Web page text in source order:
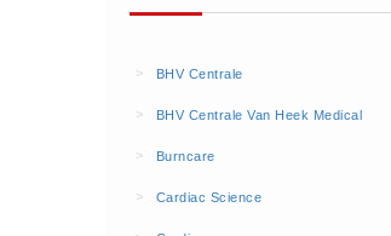
BHV kasten (5)
BHV kasten (0)
Evacuatie - Zaklampen (0)
> BHV Centrale
> BHV Centrale Van Heek Medical
> Burncare
> Cardiac Science